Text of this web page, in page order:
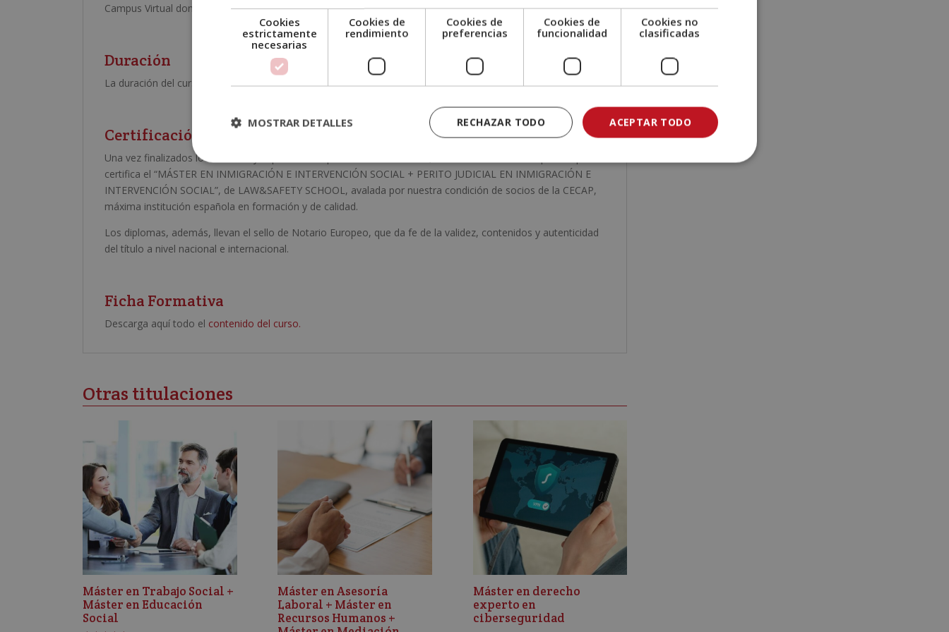
Campus Virtual donde encontrarás todo el material de estudio.
Duración
La duración del curso es de 600 horas.
Certificación Obtenida
Una vez finalizados los estudios y superadas las pruebas de evaluación, el alumno recibirá un diploma que
certifica el “MÁSTER EN INMIGRACIÓN E INTERVENCIÓN SOCIAL + PERITO JUDICIAL EN INMIGRACIÓN E
INTERVENCIÓN SOCIAL”, de LAW&SAFETY SCHOOL, avalada por nuestra condición de socios de la CECAP,
máxima institución española en formación y de calidad.
Los diplomas, además, llevan el sello de Notario Europeo, que da fe de la validez, contenidos y autenticidad
del título a nivel nacional e internacional.
Ficha Formativa
Descarga aquí todo el contenido del curso.
Otras titulaciones
Máster en Trabajo Social +
Máster en Educación
Social
Máster en Asesoría
Laboral + Máster en
Recursos Humanos +
Máster en derecho
experto en
ciberseguridad
e
:
Cookies
estrictamente
necesarias
Cookies de
rendimiento
Cookies de
preferencias
Cookies de
funcionalidad
Cookies no
clasificadas
ACEPTAR TODO
RECHAZAR TODO
MOSTRAR DETALLES